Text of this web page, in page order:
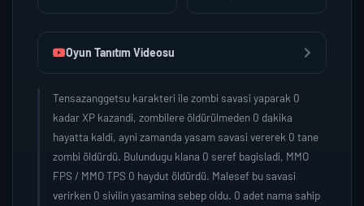
Oyun Tanıtım Videosu
Tensazanggetsu karakteri ile zombi savasi yaparak 0
kadar XP kazandi, zombilere öldürülmeden 0 dakika
hayatta kaldi, ayni zamanda yasam savasi vererek 0 tane
zombi öldürdü. Bulundugu klana 0 seref bagisladi, MMO
FPS / MMO TPS 0 haydut öldürdü. Malesef bu savasi
verirken 0 sivilin yasamina sebep oldu. 0 adet nama sahip